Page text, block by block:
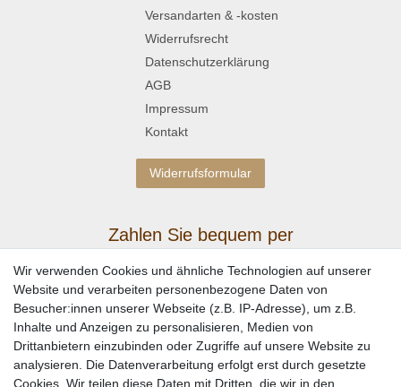
Versandarten & -kosten
Widerrufsrecht
Datenschutzerklärung
AGB
Impressum
Kontakt
Widerrufsformular
Zahlen Sie bequem per
Wir verwenden Cookies und ähnliche Technologien auf unserer
Website und verarbeiten personenbezogene Daten von
Besucher:innen unserer Webseite (z.B. IP-Adresse), um z.B.
Inhalte und Anzeigen zu personalisieren, Medien von
Drittanbietern einzubinden oder Zugriffe auf unsere Website zu
analysieren. Die Datenverarbeitung erfolgt erst durch gesetzte
Cookies. Wir teilen diese Daten mit Dritten, die wir in den